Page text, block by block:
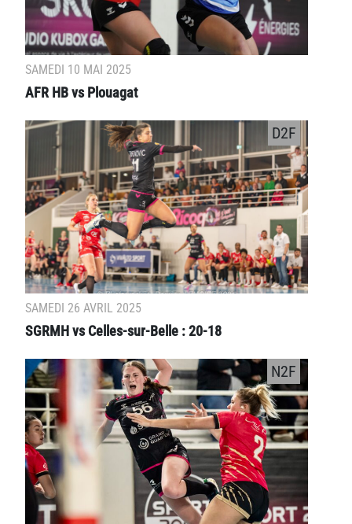
SAMEDI 10 MAI 2025
AFR HB vs Plouagat
SAMEDI 26 AVRIL 2025
SGRMH vs Celles-sur-Belle : 20-18
D2F
N2F